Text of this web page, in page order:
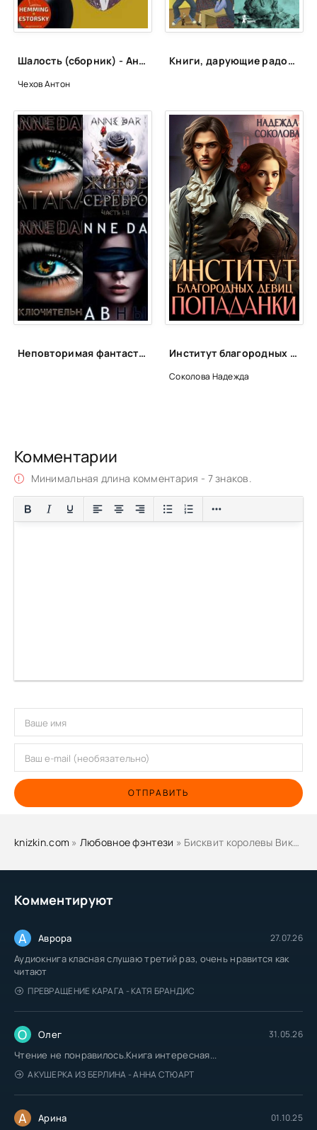
Комментируют
А Аврора 27.07.26
Аудиокнига класная слушаю третий раз, очень нравится как
читают
ПРЕВРАЩЕНИЕ КАРАГА - КАТЯ БРАНДИС
О Олег 31.05.26
Чтение не понравилось.Книга интересная...
АКУШЕРКА ИЗ БЕРЛИНА - АННА СТЮАРТ
А Арина 01.10.25
Шалость (сборник) - Антон Чехов
Чехов Антон
Книги, дарующие радость
Неповторимая фантастика Anne Dar в аудио Институт благородных девиц попаданки - Надежда Соколова
Соколова Надежда
Комментарии
Минимальная длина комментария - 7 знаков.
ОТПРАВИТЬ
knizkin.com » Любовное фэнтези » Бисквит королевы Виктории - Елена Михалёва